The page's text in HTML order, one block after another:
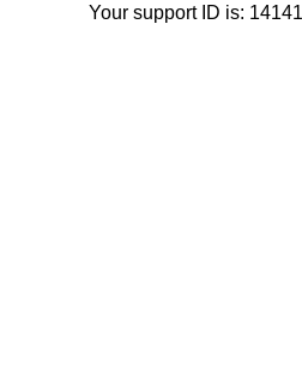
Your support ID is: